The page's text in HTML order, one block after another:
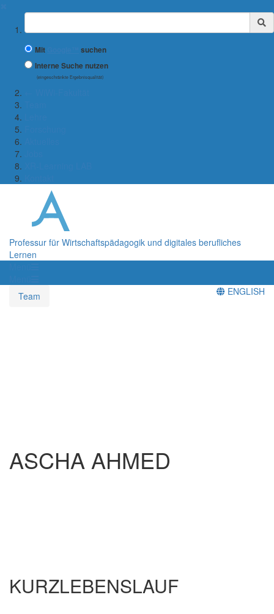
Suchbegriff
Mit
suchen
Interne Suche nutzen
(eingeschränkte Ergebnisqualität)
Professur für Wirtschaftspädagogik und digitales berufliches
Lernen
Team
ENGLISH
ASCHA AHMED
KURZLEBENSLAUF